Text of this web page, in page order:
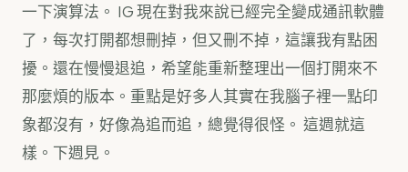
一下演算法。 IG 現在對我來說已經完全變成通訊軟體
了，每次打開都想刪掉，但又刪不掉，這讓我有點困
擾。還在慢慢退追，希望能重新整理出一個打開來不
那麼煩的版本。重點是好多人其實在我腦子裡一點印
象都沒有，好像為追而追，總覺得很怪。 這週就這
樣。下週見。